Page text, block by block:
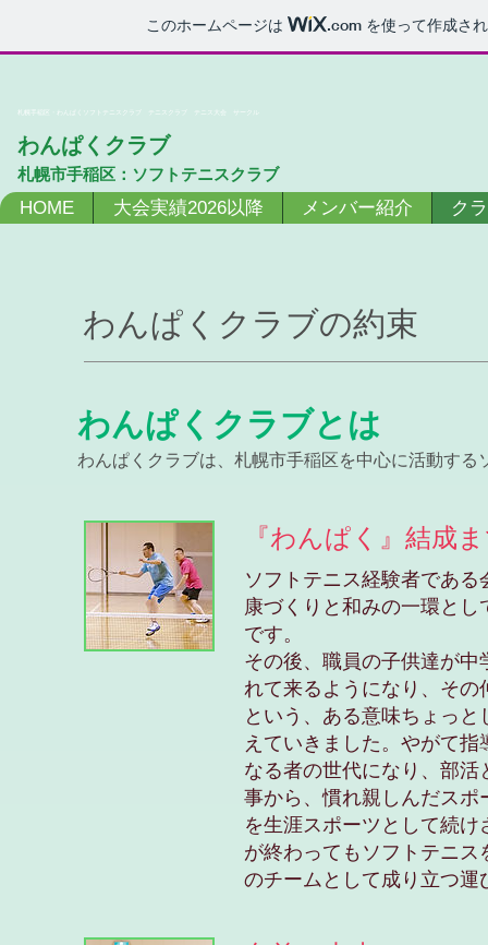
このホームページは .comを使って作成さ
札幌手稲区・わんぱくソフトテニスクラブ テニスクラブ テニス大会 サークル
わんぱくクラブ
札幌市手稲区：ソフトテニスクラブ
HOME 大会実績2026以降 メンバー紹介 ク
わんぱくクラブの約束
​わんぱくクラブとは
わんぱくクラブは、札幌市手稲区を中心に活動す
『わんぱく』結成
ソフトテニス経験者であ
康づくりと和みの一環と
です。
その後、職員の子供達が
れて来るようになり、そ
という、ある意味ちょっ
えていきました。やがて
なる者の世代になり、部
事から、慣れ親しんだス
を生涯スポーツとして続
が終わってもソフトテニ
のチームとして成り立つ運